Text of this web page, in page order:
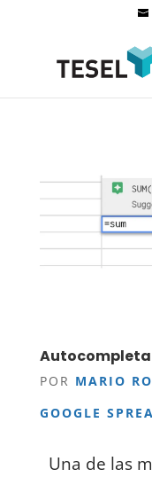
POR MARIO
GOOGLE
Una de las